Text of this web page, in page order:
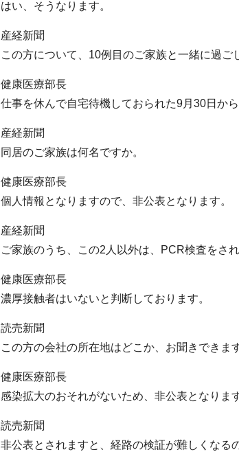
はい、そうなります。
産経新聞
この方について、10例目のご家族と一緒に過ご
健康医療部長
仕事を休んで自宅待機しておられた9月30日か
産経新聞
同居のご家族は何名ですか。
健康医療部長
個人情報となりますので、非公表となります。
産経新聞
ご家族のうち、この2人以外は、PCR検査をされ
健康医療部長
濃厚接触者はいないと判断しております。
読売新聞
この方の会社の所在地はどこか、お聞きできま
健康医療部長
感染拡大のおそれがないため、非公表となります
読売新聞
非公表とされますと、経路の検証が難しくなる